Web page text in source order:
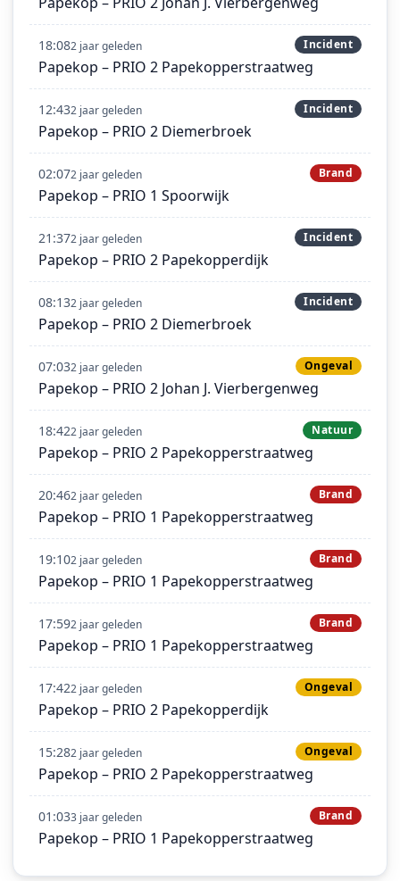
18:082 jaar geleden Incident
Papekop – PRIO 2 Papekopperstraatweg
12:432 jaar geleden Incident
Papekop – PRIO 2 Diemerbroek
02:072 jaar geleden Brand
Papekop – PRIO 1 Spoorwijk
21:372 jaar geleden Incident
Papekop – PRIO 2 Papekopperdijk
08:132 jaar geleden Incident
Papekop – PRIO 2 Diemerbroek
07:032 jaar geleden Ongeval
Papekop – PRIO 2 Johan J. Vierbergenweg
18:422 jaar geleden Natuur
Papekop – PRIO 2 Papekopperstraatweg
20:462 jaar geleden Brand
Papekop – PRIO 1 Papekopperstraatweg
19:102 jaar geleden Brand
Papekop – PRIO 1 Papekopperstraatweg
17:592 jaar geleden Brand
Papekop – PRIO 1 Papekopperstraatweg
17:422 jaar geleden Ongeval
Papekop – PRIO 2 Papekopperdijk
15:282 jaar geleden Ongeval
Papekop – PRIO 2 Papekopperstraatweg
01:033 jaar geleden Brand
Papekop – PRIO 1 Papekopperstraatweg